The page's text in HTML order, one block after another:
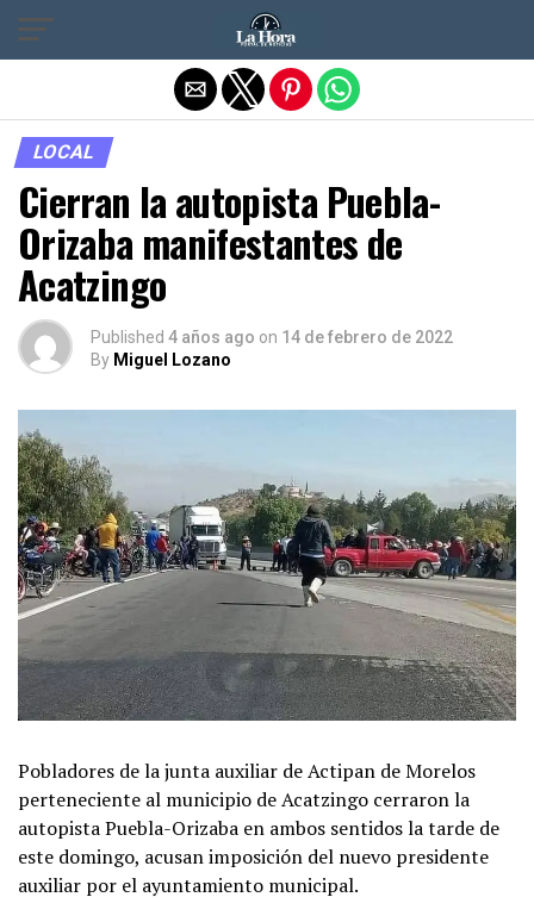
LOCAL
Cierran la autopista Puebla-
Orizaba manifestantes de
Acatzingo
Published 4 años ago on 14 de febrero de 2022
By Miguel Lozano
Pobladores de la junta auxiliar de Actipan de Morelos
perteneciente al municipio de Acatzingo cerraron la
autopista Puebla-Orizaba en ambos sentidos la tarde de
este domingo, acusan imposición del nuevo presidente
auxiliar por el ayuntamiento municipal.
Salir de la versión móvil